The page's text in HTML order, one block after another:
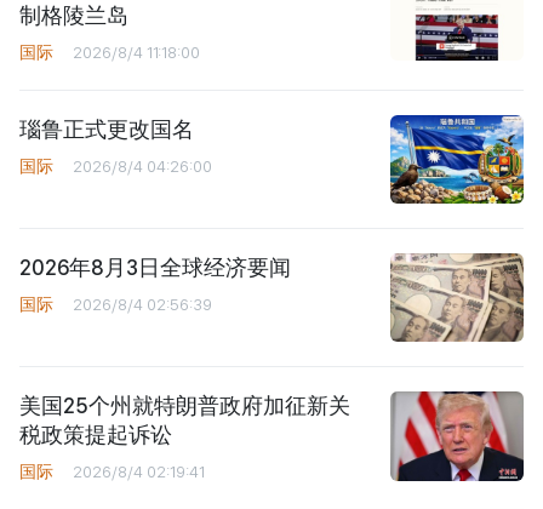
制格陵兰岛
国际 2026/8/4 11:18:00
瑙鲁正式更改国名
国际 2026/8/4 04:26:00
2026年8月3日全球经济要闻
国际 2026/8/4 02:56:39
美国25个州就特朗普政府加征新关
税政策提起诉讼
国际 2026/8/4 02:19:41